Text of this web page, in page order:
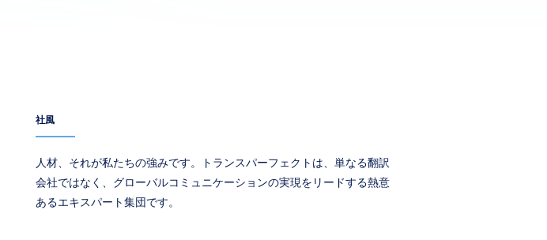
社風
人材、それが私たちの強みです。トランスパーフェクトは、単なる翻訳
会社ではなく、グローバルコミュニケーションの実現をリードする熱意
あるエキスパート集団です。